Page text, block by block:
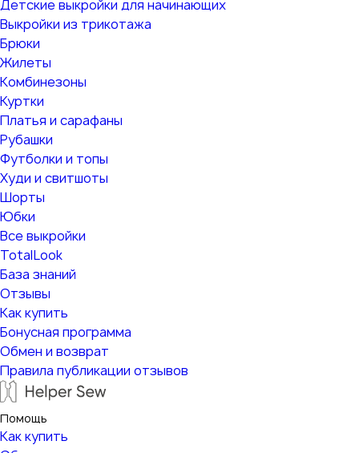
Детские выкройки для начинающих
Выкройки из трикотажа
Брюки
Жилеты
Комбинезоны
Куртки
Платья и сарафаны
Рубашки
Футболки и топы
Худи и свитшоты
Шорты
Юбки
Все выкройки
TotalLook
База знаний
Отзывы
Как купить
Бонусная программа
Обмен и возврат
Правила публикации отзывов
Помощь
Как купить